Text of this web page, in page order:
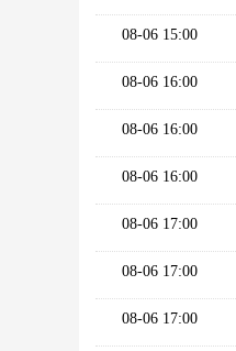
08-06 15:00
08-06 16:00
08-06 16:00
08-06 16:00
08-06 17:00
08-06 17:00
08-06 17:00